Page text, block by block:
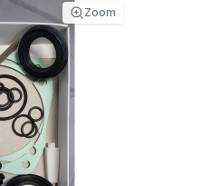
Zoom